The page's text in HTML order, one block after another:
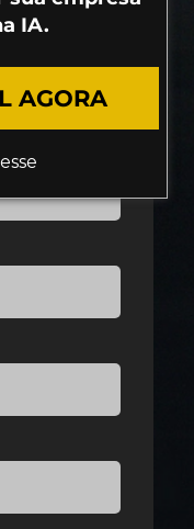
IA.
AGORA
crescimento e
suas vendas.